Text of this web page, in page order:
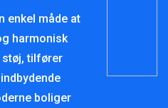
enkel måde at
harmonisk
støj, tilfører
boliger